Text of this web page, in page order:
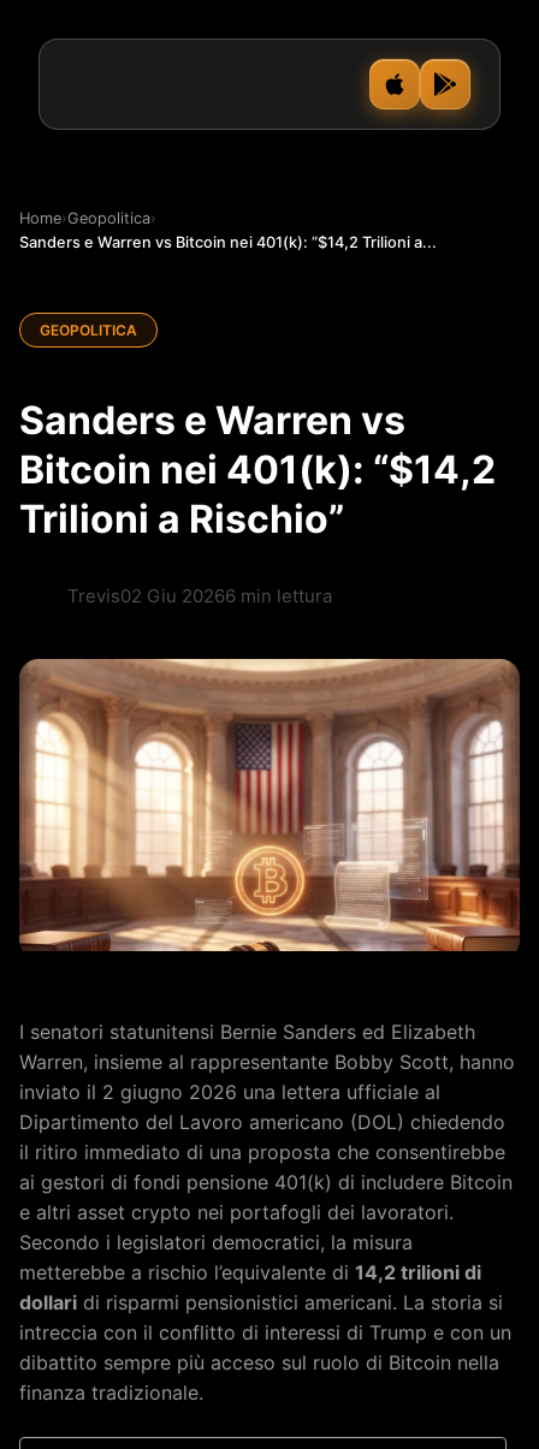
Home›Geopolitica›
Sanders e Warren vs Bitcoin nei 401(k): “$14,2 Trilioni a...
GEOPOLITICA
Sanders e Warren vs
Bitcoin nei 401(k): “$14,2
Trilioni a Rischio”
Trevis02 Giu 20266 min lettura
I senatori statunitensi Bernie Sanders ed Elizabeth
Warren, insieme al rappresentante Bobby Scott, hanno
inviato il 2 giugno 2026 una lettera ufficiale al
Dipartimento del Lavoro americano (DOL) chiedendo
il ritiro immediato di una proposta che consentirebbe
ai gestori di fondi pensione 401(k) di includere Bitcoin
e altri asset crypto nei portafogli dei lavoratori.
Secondo i legislatori democratici, la misura
metterebbe a rischio l’equivalente di 14,2 trilioni di
dollari di risparmi pensionistici americani. La storia si
intreccia con il conflitto di interessi di Trump e con un
dibattito sempre più acceso sul ruolo di Bitcoin nella
finanza tradizionale.